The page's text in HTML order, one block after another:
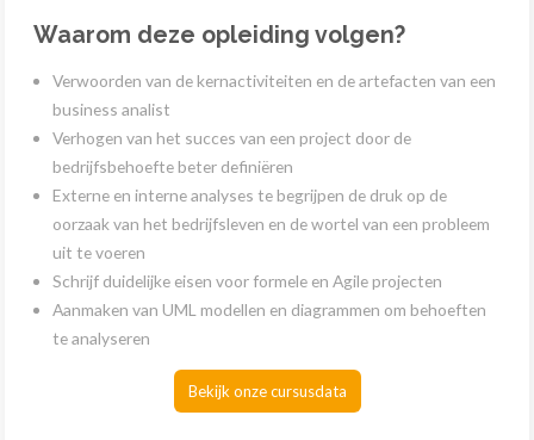
Waarom deze opleiding volgen?
Verwoorden van de kernactiviteiten en de artefacten van een
business analist
Verhogen van het succes van een project door de
bedrijfsbehoefte beter definiëren
Externe en interne analyses te begrijpen de druk op de
oorzaak van het bedrijfsleven en de wortel van een probleem
uit te voeren
Schrijf duidelijke eisen voor formele en Agile projecten
Aanmaken van UML modellen en diagrammen om behoeften
te analyseren
Bekijk onze cursusdata